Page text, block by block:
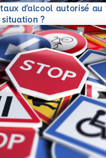
d’alcool autorisé au
?